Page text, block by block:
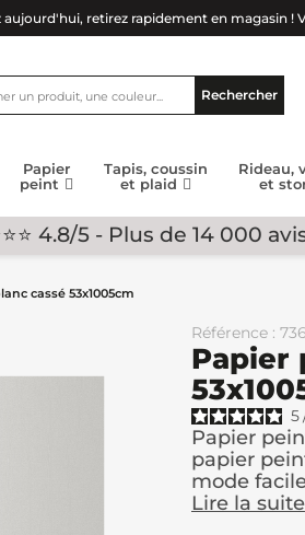
retirez rapidement en magasin !
Rechercher
Papier
peint
Tapis, coussin
et plaid
Rideau,
et
4.8/5 - Plus de 14 000
cassé 53x1005cm
Référence :
Papier
5
Papier
papier
mode
Lire la suite